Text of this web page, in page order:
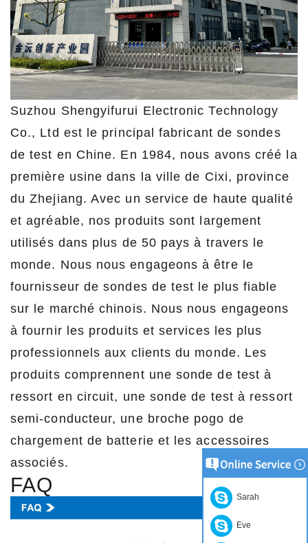
Suzhou Shengyifurui Electronic Technology
Co., Ltd est le principal fabricant de sondes
de test en Chine. En 1984, nous avons créé la
première usine dans la ville de Cixi, province
du Zhejiang. Avec un service de haute qualité
et agréable, nos produits sont largement
utilisés dans plus de 50 pays à travers le
monde. Nous nous engageons à être le
fournisseur de sondes de test le plus fiable
sur le marché chinois. Nous nous engageons
à fournir les produits et services les plus
professionnels aux clients du monde. Les
produits comprennent une sonde de test à
ressort en circuit, une sonde de test à ressort
semi-conducteur, une broche pogo de
chargement de batterie et les accessoires
associés.
FAQ
Sarah
Eve